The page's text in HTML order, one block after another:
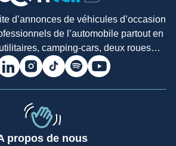
d’annonces de véhicules d’occasion
de l’automobile partout en
camping-cars, deux roues…
propos de nous